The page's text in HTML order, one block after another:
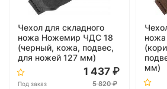
Чехол для складного
ножа Ножемир ЧДС 18
(черный, кожа, подвес,
для ножей 127 мм)
Под заказ
1 437
5 820
мм)